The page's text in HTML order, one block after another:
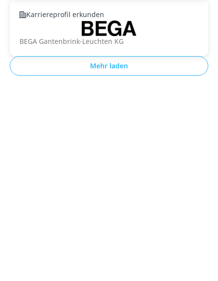
Karriereprofil erkunden
BEGA Gantenbrink-Leuchten KG
Mehr laden